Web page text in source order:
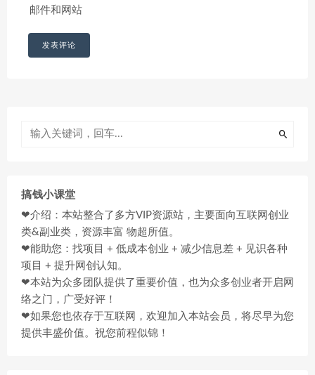
邮件和网站
搞钱小课堂
❤介绍：本站整合了多方VIP资源站，主要面向互联网创业
类&副业类，资源丰富 物超所值。
❤能助您：找项目 + 低成本创业 + 减少信息差 + 见识各种
项目 + 提升网创认知。
❤本站为众多团队提供了重要价值，也为众多创业者开启网
络之门，广受好评！
❤如果您也依存于互联网，欢迎加入本站会员，将尽早为您
提供丰盛价值。祝您前程似锦！